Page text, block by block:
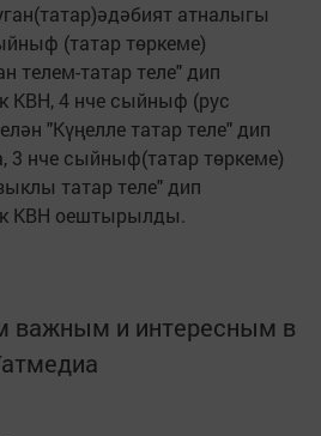
атналыгы
(татар төркеме)
телем-татар теле" дип
КВН, 4 нче сыйныф (рус
"Күңелле татар теле" дип
3 нче сыйныф(татар төркеме)
татар теле" дип
КВН оештырылды.
важным и интересным в